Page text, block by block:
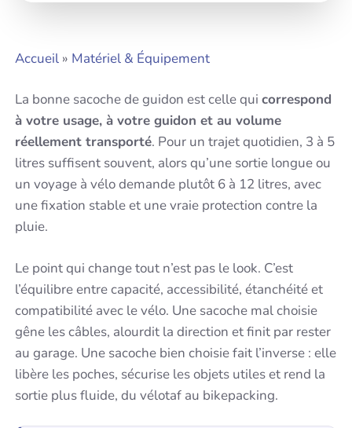
Accueil » Matériel & Équipement
La bonne sacoche de guidon est celle quicorrespond
à votre usage, à votre guidon et au volume
réellement transporté. Pour un trajet quotidien, 3 à 5
litres suffisent souvent, alors qu’une sortie longue ou
un voyage à vélo demande plutôt 6 à 12 litres, avec
une fixation stable et une vraie protection contre la
pluie.
Le point qui change tout n’est pas le look. C’est
l’équilibre entre capacité, accessibilité, étanchéité et
compatibilité avec le vélo. Une sacoche mal choisie
gêne les câbles, alourdit la direction et finit par rester
au garage. Une sacoche bien choisie fait l’inverse : elle
libère les poches, sécurise les objets utiles et rend la
sortie plus fluide, du vélotaf au bikepacking.